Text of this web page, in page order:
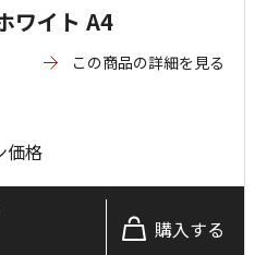
ワイト A4
この商品の詳細を見る
価格
購入する